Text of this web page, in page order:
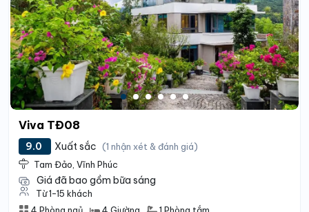
Viva TĐ08
9.0 Xuất sắc (1 nhận xét & đánh giá)
Tam Đảo, Vĩnh Phúc
Giá đã bao gồm bữa sáng
Từ 1-15 khách